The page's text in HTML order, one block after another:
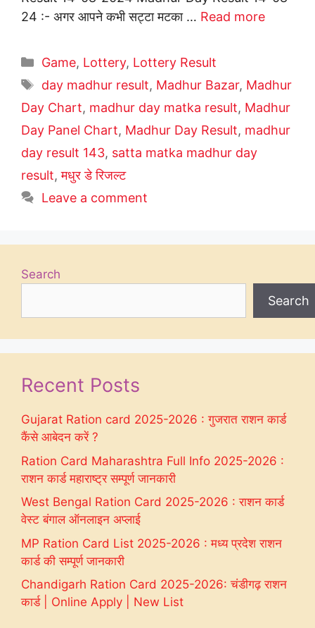
24 :- अगर आपने कभी सट्टा मटका … Read more
Categories
Game, Lottery, Lottery Result
Tags
day madhur result, Madhur Bazar, Madhur
Day Chart, madhur day matka result, Madhur
Day Panel Chart, Madhur Day Result, madhur
day result 143, satta matka madhur day
result,मधुर डे रिजल्ट
Leave a comment
Search
Search
Recent Posts
Gujarat Ration card 2025-2026 : गुजरात राशन कार्ड
कैंसे आबेदन करें ?
Ration Card Maharashtra Full Info 2025-2026 :
राशन कार्ड महाराष्ट्र सम्पूर्ण जानकारी
West Bengal Ration Card 2025-2026 : राशन कार्ड
वेस्ट बंगाल ऑनलाइन अप्लाई
MP Ration Card List 2025-2026 : मध्य प्रदेश राशन
कार्ड की सम्पूर्ण जानकारी
Chandigarh Ration Card 2025-2026: चंडीगढ़ राशन
कार्ड | Online Apply | New List